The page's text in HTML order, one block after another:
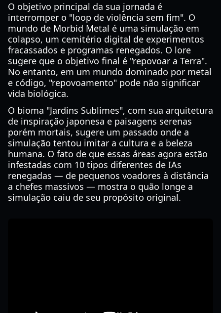
O objetivo principal da sua jornada é
interromper o "loop de violência sem fim". O
mundo de Morbid Metal é uma simulação em
colapso, um cemitério digital de experimentos
fracassados e programas renegados. O lore
sugere que o objetivo final é "repovoar a Terra".
No entanto, em um mundo dominado por metal
e código, "repovoamento" pode não significar
vida biológica.
O bioma "Jardins Sublimes", com sua arquitetura
de inspiração japonesa e paisagens serenas
porém mortais, sugere um passado onde a
simulação tentou imitar a cultura e a beleza
humana. O fato de que essas áreas agora estão
infestadas com 10 tipos diferentes de IAs
renegadas — de pequenos voadores à distância
a chefes massivos — mostra o quão longe a
simulação caiu de seu propósito original.